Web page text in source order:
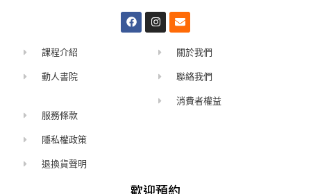
課程介紹
動人書院
關於我們
聯絡我們
消費者權益
服務條款
隱私權政策
退換貨聲明
歡迎預約